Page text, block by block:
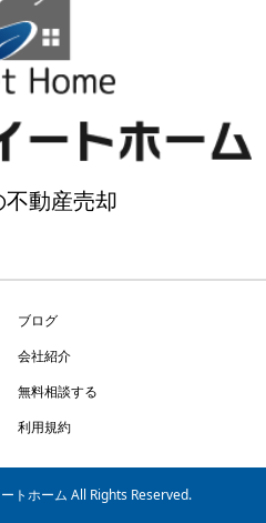
動産売却
ブログ
会社紹介
無料相談する
利用規約
トホーム All Rights Reserved.